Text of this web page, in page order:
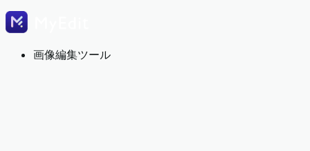
画像編集ツール